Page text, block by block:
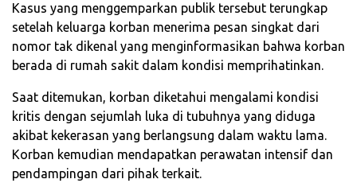
‎Kasus yang menggemparkan publik tersebut terungkap
setelah keluarga korban menerima pesan singkat dari
nomor tak dikenal yang menginformasikan bahwa korban
berada di rumah sakit dalam kondisi memprihatinkan.
‎Saat ditemukan, korban diketahui mengalami kondisi
kritis dengan sejumlah luka di tubuhnya yang diduga
akibat kekerasan yang berlangsung dalam waktu lama.
Korban kemudian mendapatkan perawatan intensif dan
pendampingan dari pihak terkait.